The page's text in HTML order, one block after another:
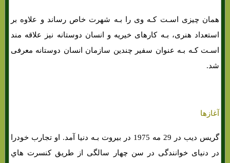
همان چیزی اسـت کـه وی را بـه شهرت خاص رساند و علاوه بر
استعداد هنری، بـه کارهای خیریه و انسان دوستانه نیز علاقه مند
اسـت کـه بـه عنوان سفیر چندین سازمان انسان دوستانه معرفی
شد.
آغازها
گریس دیب در 29 مه 1975 در بیروت بـه دنیا آمد. او تجارب خودرا
در دنیای خوانندگی در سن چهار سالگی از طریق کنسرت هاي‌